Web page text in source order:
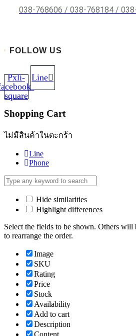
038-768606 / 038-768184 /
FOLLOW US
Pxli-
square
Line
Shopping Cart
ไม่มีสินค้าในตะกร้า
Line
Phone
Hide similarities
Highlight differences
Select the fields to be shown. Others
to rearrange the order.
Image
SKU
Rating
Price
Stock
Availability
Add to cart
Description
Content